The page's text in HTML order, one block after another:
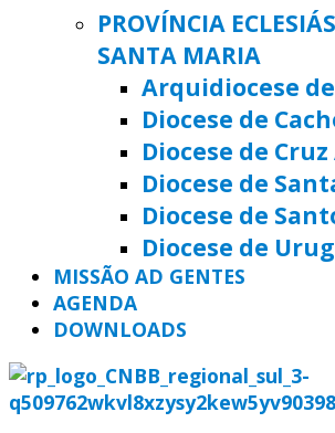
PROVÍNCIA
SANTA MARIA
Arquidiocese
Diocese de
Diocese de
Diocese de
Diocese de
Diocese de
MISSÃO AD GENTES
AGENDA
DOWNLOADS